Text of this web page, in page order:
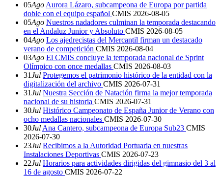
05Ago Aurora Lázaro, subcampeona de Europa por partida
doble con el equipo español CMIS 2026-08-05
05Ago Nuestros nadadores culminan la temporada destacando
en el Andaluz Junior y Absoluto CMIS 2026-08-05
04Ago Los ajedrecistas del Mercantil firman un destacado
verano de competición CMIS 2026-08-04
03Ago El CMIS concluye la temporada nacional de Sprint
Olímpico con once medallas CMIS 2026-08-03
31Jul Protegemos el patrimonio histórico de la entidad con la
digitalización del archivo CMIS 2026-07-31
31Jul Nuestra Sección de Natación firma la mejor temporada
nacional de su historia CMIS 2026-07-31
30Jul Histórico Campeonato de España Junior de Verano con
ocho medallas nacionales CMIS 2026-07-30
30Jul Ana Cantero, subcampeona de Europa Sub23 CMIS
2026-07-30
23Jul Recibimos a la Autoridad Portuaria en nuestras
Instalaciones Deportivas CMIS 2026-07-23
22Jul Horarios para actividades dirigidas del gimnasio del 3 al
16 de agosto CMIS 2026-07-22